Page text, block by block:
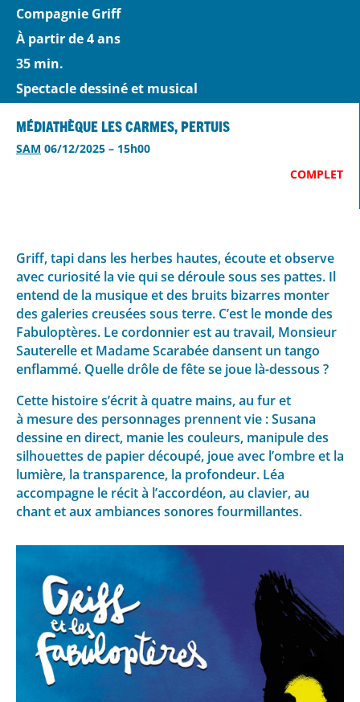
Compagnie Griff
À partir de 4 ans
35 min.
Spectacle dessiné et musical
Médiathèque Les Carmes, Pertuis
SAM 06/12/2025 – 15h00
COMPLET
Griff, tapi dans les herbes hautes, écoute et observe
avec curiosité la vie qui se déroule sous ses pattes. Il
entend de la musique et des bruits bizarres monter
des galeries creusées sous terre. C’est le monde des
Fabuloptères. Le cordonnier est au travail, Monsieur
Sauterelle et Madame Scarabée dansent un tango
enflammé. Quelle drôle de fête se joue là-dessous ?
Cette histoire s’écrit à quatre mains, au fur et
à mesure des personnages prennent vie : Susana
dessine en direct, manie les couleurs, manipule des
silhouettes de papier découpé, joue avec l’ombre et la
lumière, la transparence, la profondeur. Léa
accompagne le récit à l’accordéon, au clavier, au
chant et aux ambiances sonores fourmillantes.